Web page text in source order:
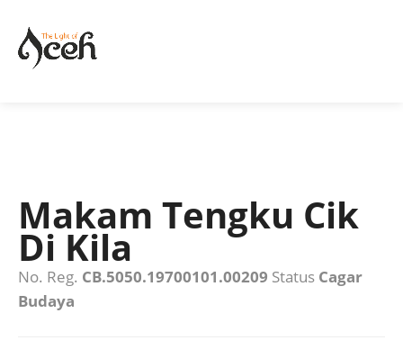
Makam Tengku Cik
Di Kila
No. Reg. CB.5050.19700101.00209 Status Cagar
Budaya